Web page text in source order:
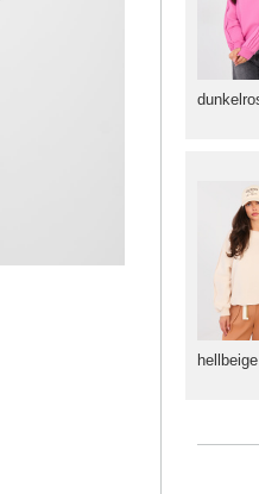
hellbeige